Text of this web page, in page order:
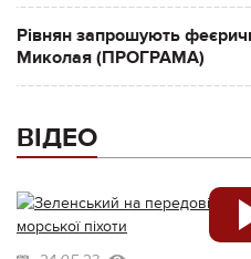
Рівнян запрошують
Миколая (ПРОГРАМА)
ВІДЕО